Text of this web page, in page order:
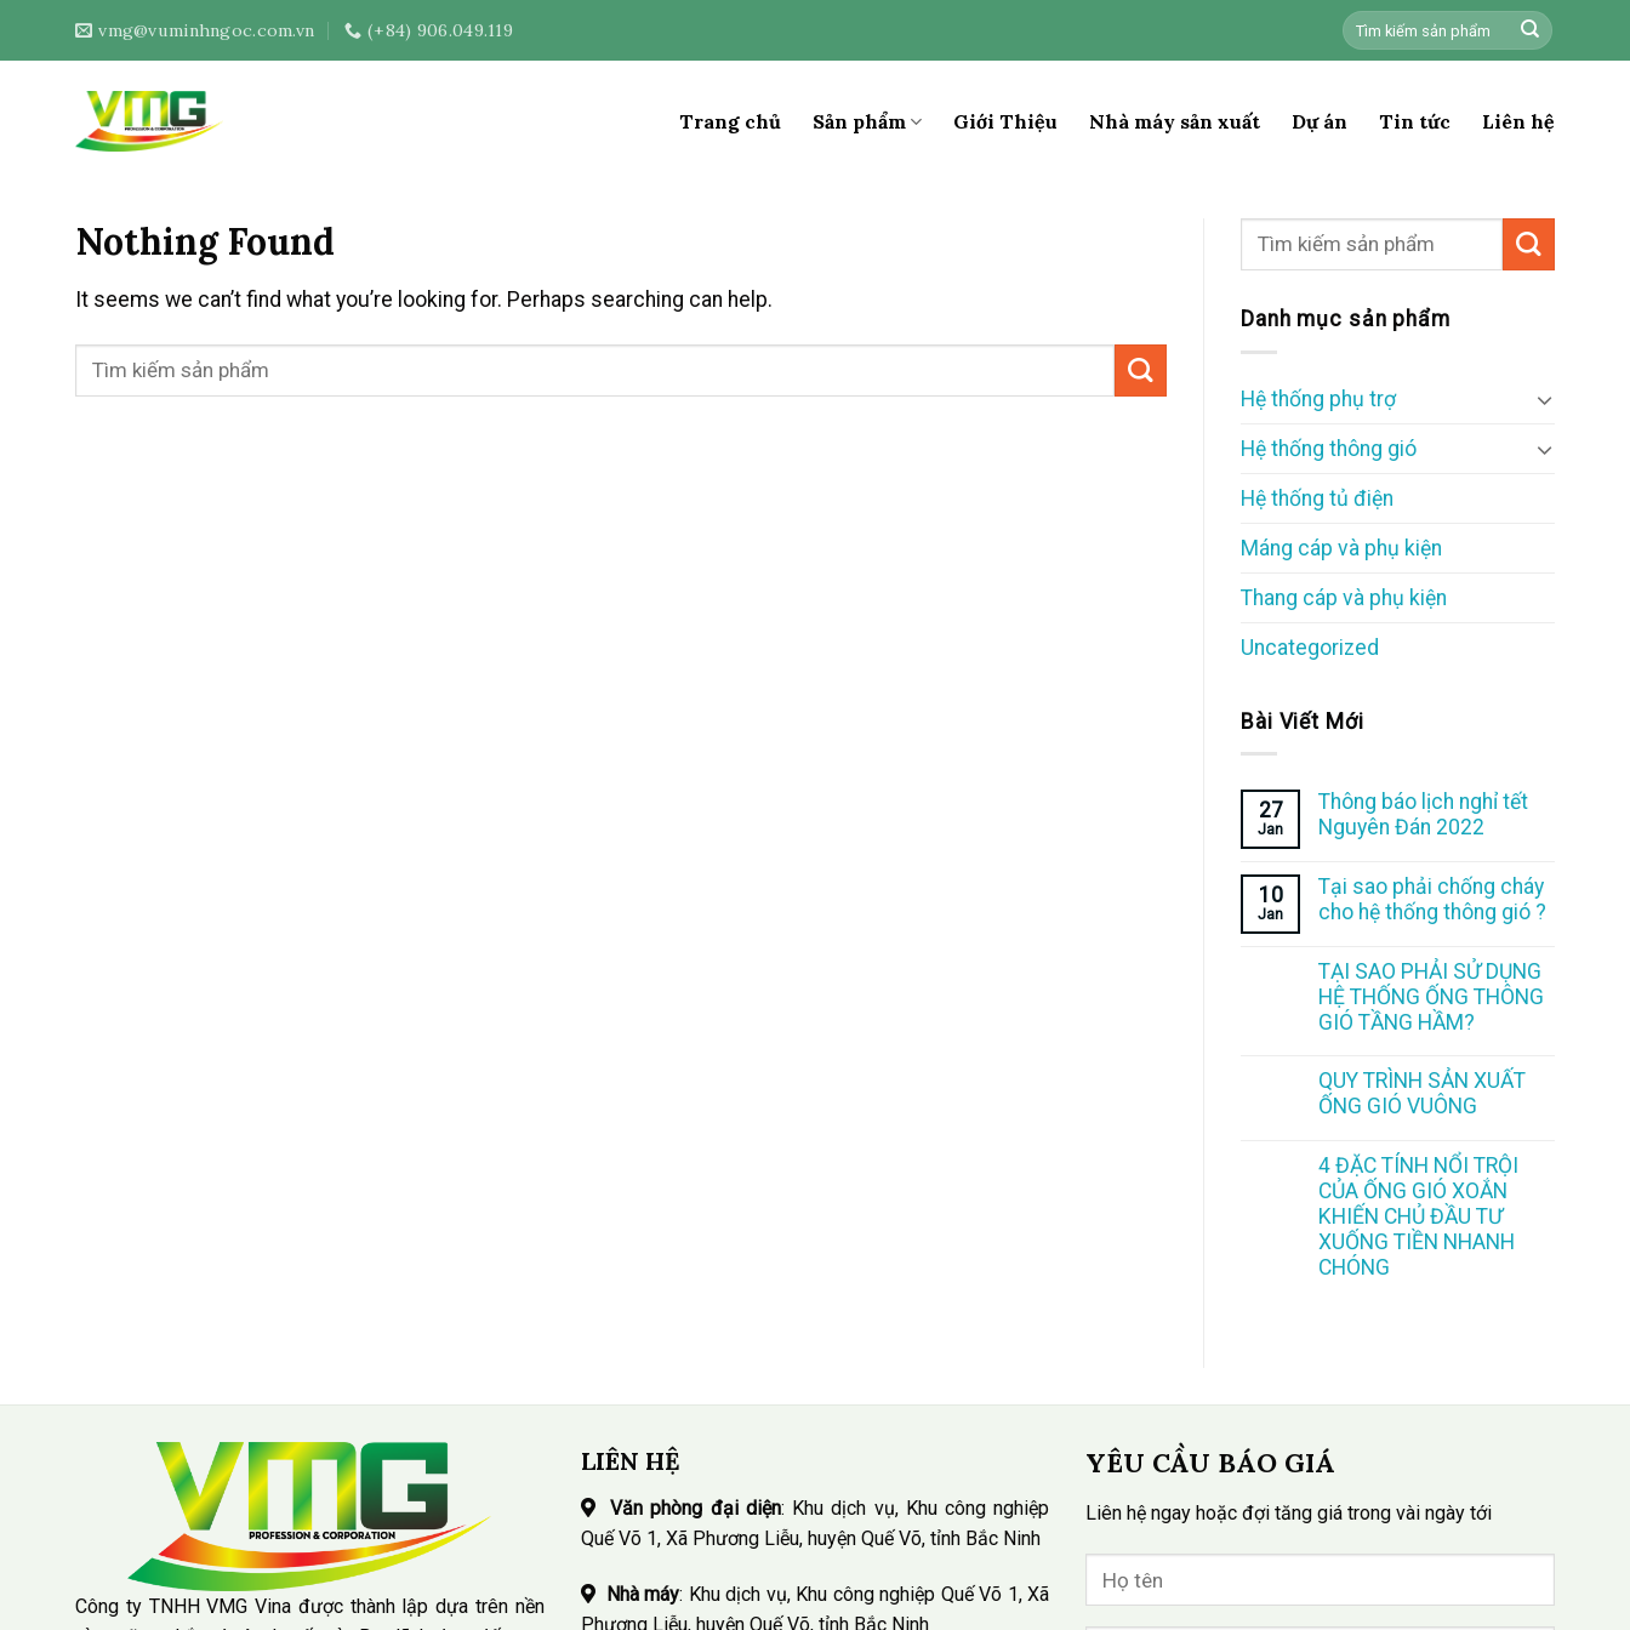
vmg@vuminhngoc.com.vn (+84) 906.049.119
Search
for:
Trang chủ Sản phẩm Giới Thiệu Nhà máy sản xuất Dự án Tin tức Liên hệ
Nothing Found
It seems we can’t find what you’re looking for. Perhaps searching can help.
Danh mục sản phẩm
Hệ thống phụ trợ
Hệ thống thông gió
Hệ thống tủ điện
Máng cáp và phụ kiện
Thang cáp và phụ kiện
Uncategorized
Bài Viết Mới
27
Jan
Thông báo lịch nghỉ tết
Nguyên Đán 2022
10
Jan
Tại sao phải chống cháy
cho hệ thống thông gió ?
TẠI SAO PHẢI SỬ DỤNG
HỆ THỐNG ỐNG THÔNG
GIÓ TẦNG HẦM?
QUY TRÌNH SẢN XUẤT
ỐNG GIÓ VUÔNG
4 ĐẶC TÍNH NỔI TRỘI
CỦA ỐNG GIÓ XOẮN
KHIẾN CHỦ ĐẦU TƯ
XUỐNG TIỀN NHANH
CHÓNG
Công ty TNHH VMG Vina được thành lập dựa trên nền
LIÊN HỆ
Văn phòng đại diện: Khu dịch vụ, Khu công nghiệp
Quế Võ 1, Xã Phương Liễu, huyện Quế Võ, tỉnh Bắc Ninh
Nhà máy: Khu dịch vụ, Khu công nghiệp Quế Võ 1, Xã
Phương Liễu, huyện Quế Võ, tỉnh Bắc Ninh
YÊU CẦU BÁO GIÁ
Liên hệ ngay hoặc đợi tăng giá trong vài ngày tới